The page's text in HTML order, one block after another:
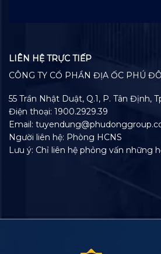
LIÊN HỆ TRỰC TIẾP
CÔNG TY CỔ PHẦN ĐỊA ỐC PHÚ
55 Trần Nhật Duật, Q.1, P. Tân Định,
Điện thoại: 1900.2929.39
Email:
Người liên hệ: Phòng HCNS
Lưu ý: Chỉ liên hệ phỏng vấn những